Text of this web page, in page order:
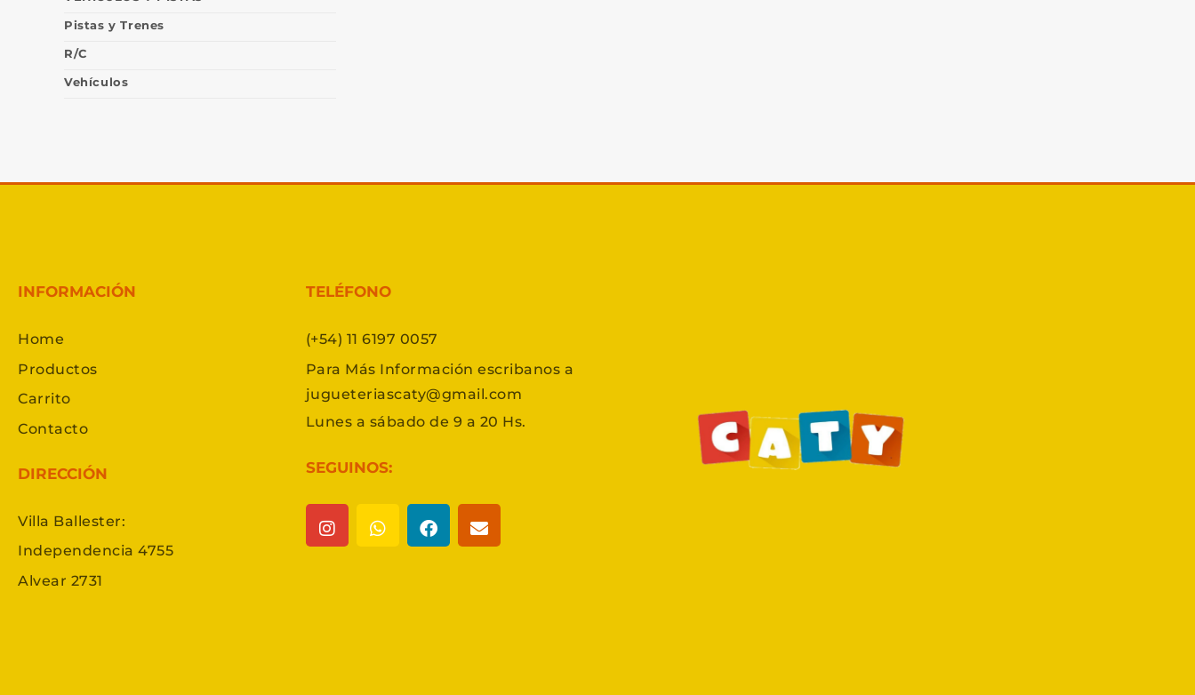
Pistas y Trenes
R/C
Vehículos
INFORMACIÓN
Home
Productos
Carrito
Contacto
DIRECCIÓN
Villa Ballester:
Independencia 4755
Alvear 2731
TELÉFONO
(+54) 11 6197 0057
Para Más Información escribanos a
jugueteriascaty@gmail.com
Lunes a sábado de 9 a 20 Hs.
SEGUINOS: